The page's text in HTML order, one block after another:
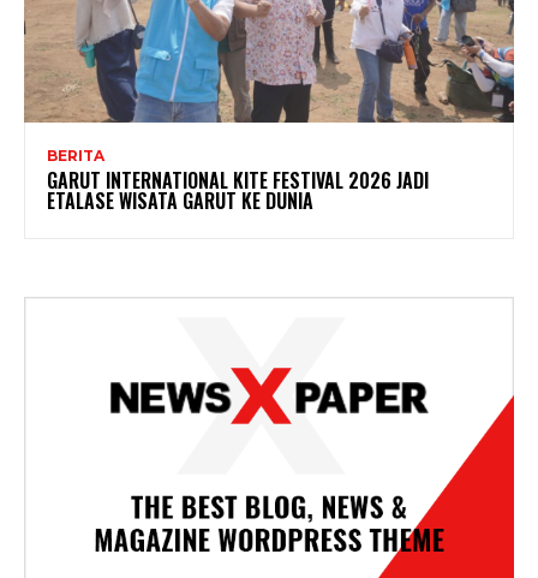
BERITA
GARUT INTERNATIONAL KITE FESTIVAL 2026 JADI
ETALASE WISATA GARUT KE DUNIA